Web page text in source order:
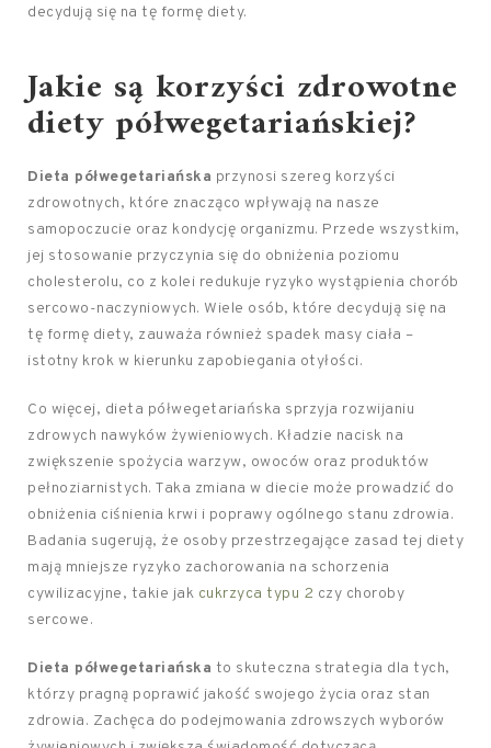
decydują się na tę formę diety.
Jakie są korzyści zdrowotne
diety półwegetariańskiej?
Dieta półwegetariańska przynosi szereg korzyści
zdrowotnych, które znacząco wpływają na nasze
samopoczucie oraz kondycję organizmu. Przede wszystkim,
jej stosowanie przyczynia się do obniżenia poziomu
cholesterolu, co z kolei redukuje ryzyko wystąpienia chorób
sercowo-naczyniowych. Wiele osób, które decydują się na
tę formę diety, zauważa również spadek masy ciała –
istotny krok w kierunku zapobiegania otyłości.
Co więcej, dieta półwegetariańska sprzyja rozwijaniu
zdrowych nawyków żywieniowych. Kładzie nacisk na
zwiększenie spożycia warzyw, owoców oraz produktów
pełnoziarnistych. Taka zmiana w diecie może prowadzić do
obniżenia ciśnienia krwi i poprawy ogólnego stanu zdrowia.
Badania sugerują, że osoby przestrzegające zasad tej diety
mają mniejsze ryzyko zachorowania na schorzenia
cywilizacyjne, takie jak cukrzyca typu 2 czy choroby
sercowe.
Dieta półwegetariańska to skuteczna strategia dla tych,
którzy pragną poprawić jakość swojego życia oraz stan
zdrowia. Zachęca do podejmowania zdrowszych wyborów